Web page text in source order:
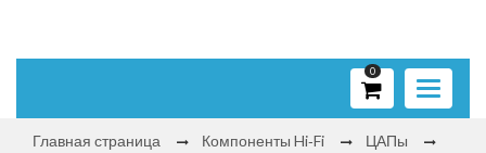
Toggle
0
Главная страница Компоненты Hi‑Fi
ЦАПы